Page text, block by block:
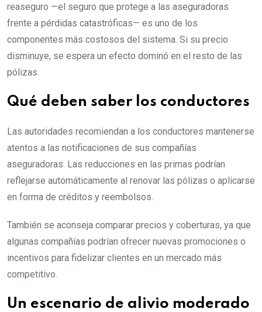
reaseguro —el seguro que protege a las aseguradoras
frente a pérdidas catastróficas— es uno de los
componentes más costosos del sistema. Si su precio
disminuye, se espera un efecto dominó en el resto de las
pólizas.
Qué deben saber los conductores
Las autoridades recomiendan a los conductores mantenerse
atentos a las notificaciones de sus compañías
aseguradoras. Las reducciones en las primas podrían
reflejarse automáticamente al renovar las pólizas o aplicarse
en forma de créditos y reembolsos.
También se aconseja comparar precios y coberturas, ya que
algunas compañías podrían ofrecer nuevas promociones o
incentivos para fidelizar clientes en un mercado más
competitivo.
Un escenario de alivio moderado